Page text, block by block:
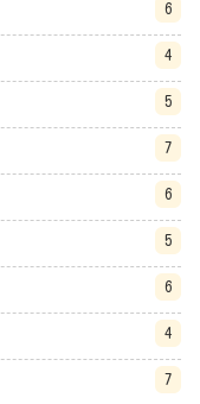
6
4
5
7
6
5
6
4
7